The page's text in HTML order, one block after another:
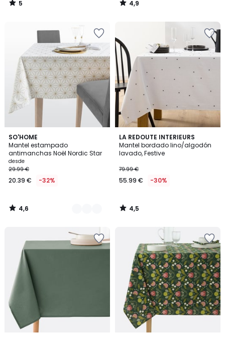
5
/
4,9
/
SO'HOME
Mantel estampado
antimanchas Noël Nordic Star
desde
29.99 €
20.39 € -32%
4,6
/ 5
2
Colores
4,6
/
LA REDOUTE INTERIEURS
Mantel bordado lino/algodón
lavado, Festive
79.99 €
55.99 € -30%
4,5
/ 5
4,5
/